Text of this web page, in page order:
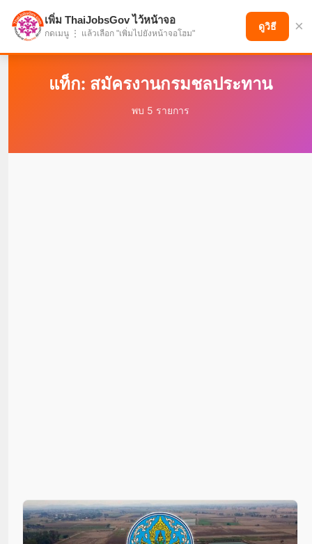
แบ่งปันโอกาส เพื่ออนาคตที่ก้าวหน้า
แท็ก: สมัครงานกรมชลประทาน
พบ 5 รายการ
เพิ่ม ThaiJobsGov ไว้หน้าจอ
กดเมนู ⋮ แล้วเลือก "เพิ่มไปยังหน้าจอโฮม"
ดูวิธี ×